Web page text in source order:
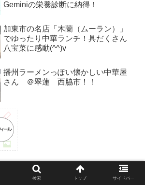
Geminiの栄養診断に納得！
加東市の名店「木蘭（ムーラン）」
でゆったり中華ランチ！具だくさん
八宝菜に感動(^^)v
播州ラーメンっぽい懐かしい中華屋
さん ＠翠蓮 西脇市！！
検索 トップ サイドバー